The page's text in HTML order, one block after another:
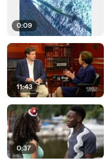
0:09
11:43
0:37